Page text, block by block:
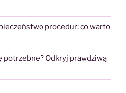
procedur: co warto
potrzebne? Odkryj prawdziwą